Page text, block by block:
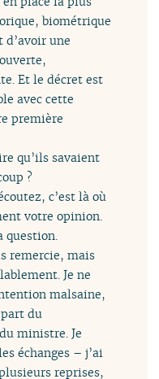
biométrique
d’avoir une
Et le décret est
avec cette
première
qu’ils savaient
?
c’est là où
votre opinion.
question.
remercie, mais
Je ne
malsaine,
du
ministre. Je
échanges – j’ai
reprises,